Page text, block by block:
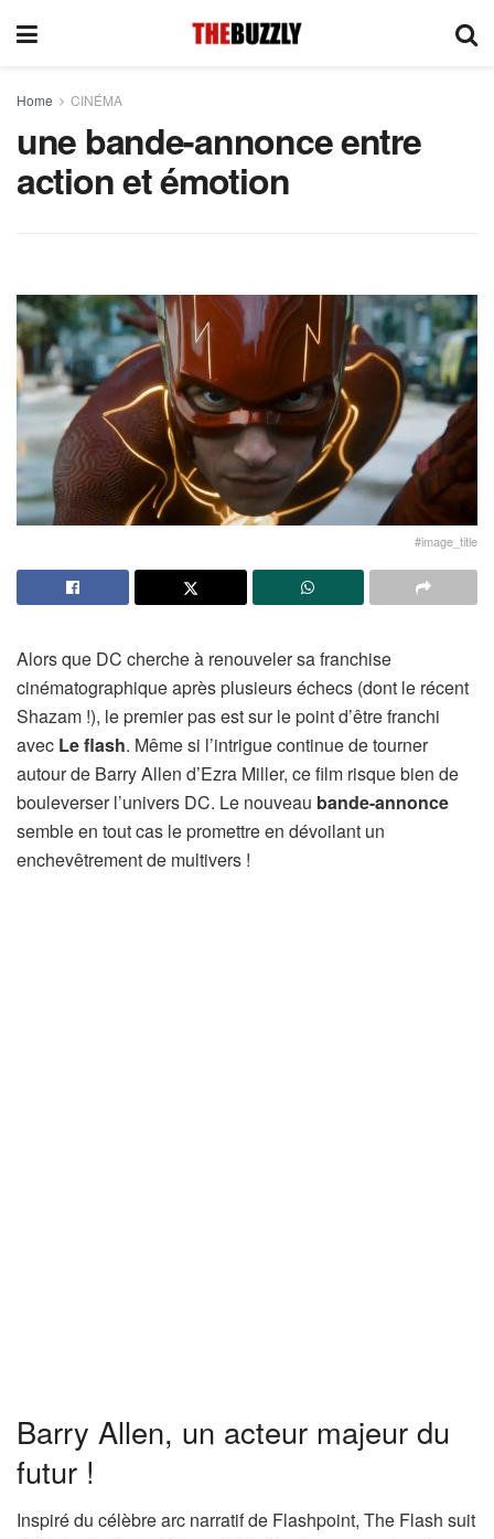
Home CINÉMA
une bande-annonce entre
action et émotion
#image_title
Alors que DC cherche à renouveler sa franchise
cinématographique après plusieurs échecs (dont le récent
Shazam !), le premier pas est sur le point d’être franchi
avec Le flash. Même si l’intrigue continue de tourner
autour de Barry Allen d’Ezra Miller, ce film risque bien de
bouleverser l’univers DC. Le nouveau bande-annonce
semble en tout cas le promettre en dévoilant un
enchevêtrement de multivers !
Barry Allen, un acteur majeur du
futur !
Inspiré du célèbre arc narratif de Flashpoint, The Flash suit